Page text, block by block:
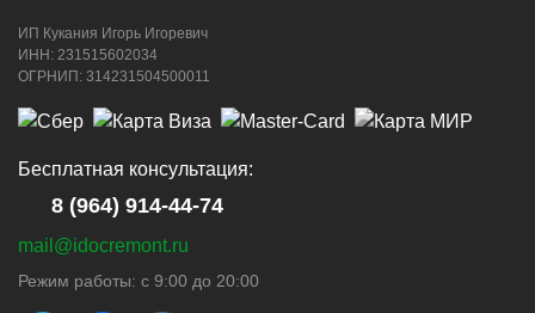
г. Новороссийск, ул. Котанова, 4
8 (964) 914-44-74
8 (964) 914-44-74
ИП Кукания Игорь Игоревич
ИНН: 231515602034
ОГРНИП: 314231504500011
Бесплатная консультация:
8 (964) 914-44-74
mail@idocremont.ru
Режим работы: с 9:00 до 20:00